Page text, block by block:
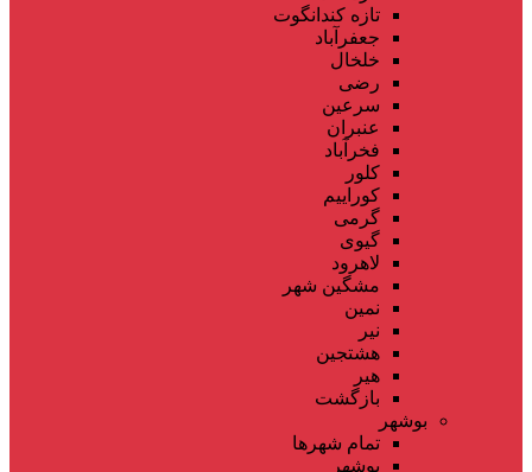
تازه کندانگوت
جعفرآباد
خلخال
رضی
سرعین
عنبران
فخرآباد
کلور
کوراییم
گرمی
گیوی
لاهرود
مشگین شهر
نمین
نیر
هشتجین
هیر
بازگشت
بوشهر
تمام شهر‌ها
بوشهر